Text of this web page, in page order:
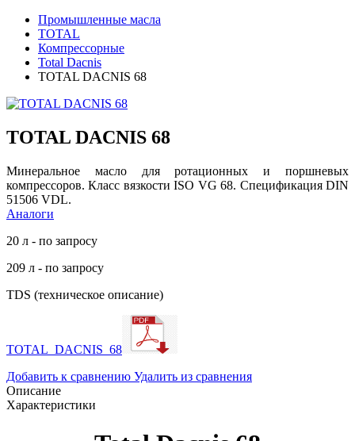
Промышленные масла
TOTAL
Компрессорные
Total Dacnis
TOTAL DACNIS 68
TOTAL DACNIS 68
Минеральное масло для ротационных и поршневых
компрессоров. Класс вязкости ISO VG 68. Спецификация DIN
51506 VDL.
Аналоги
20 л - по запросу
209 л - по запросу
TDS (техническое описание)
TOTAL_DACNIS_68
Добавить к сравнению Удалить из сравнения
Описание
Характеристики